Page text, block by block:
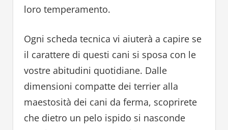
loro temperamento.
Ogni scheda tecnica vi aiuterà a capire se
il carattere di questi cani si sposa con le
vostre abitudini quotidiane. Dalle
dimensioni compatte dei terrier alla
maestosità dei cani da ferma, scoprirete
che dietro un pelo ispido si nasconde